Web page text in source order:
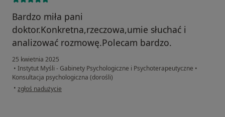
Bardzo miła pani
doktor.Konkretna,rzeczowa,umie słuchać i
analizować rozmowę.Polecam bardzo.
25 kwietnia 2025
• Instytut Myśli - Gabinety Psychologiczne i Psychoterapeutyczne •
Konsultacja psychologiczna (dorośli)
• w opinii użytkownika Barbara
zgłoś nadużycie